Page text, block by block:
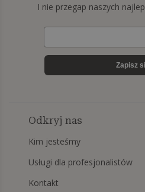
I nie przegap naszych
Zapisz
Odkryj nas
Kim jesteśmy
Usługi dla profesjonalistów
Kontakt